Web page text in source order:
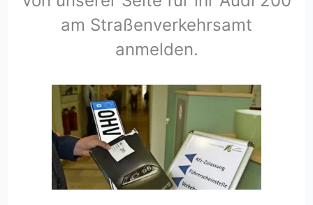
am Straßenverkehrsamt
anmelden.